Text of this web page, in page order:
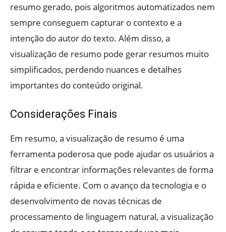
resumo gerado, pois algoritmos automatizados nem
sempre conseguem capturar o contexto e a
intenção do autor do texto. Além disso, a
visualização de resumo pode gerar resumos muito
simplificados, perdendo nuances e detalhes
importantes do conteúdo original.
Considerações Finais
Em resumo, a visualização de resumo é uma
ferramenta poderosa que pode ajudar os usuários a
filtrar e encontrar informações relevantes de forma
rápida e eficiente. Com o avanço da tecnologia e o
desenvolvimento de novas técnicas de
processamento de linguagem natural, a visualização